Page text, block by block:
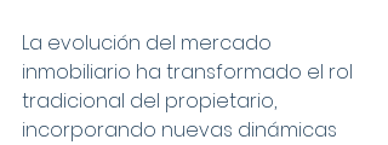
La evolución del mercado
inmobiliario ha transformado el rol
tradicional del propietario,
incorporando nuevas dinámicas